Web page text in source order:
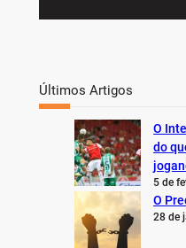
Últimos Artigos
O
do
5 de
O
28 de